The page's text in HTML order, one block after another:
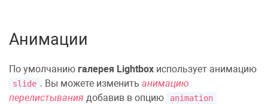
Анимации
По умолчанию галерея Lightbox использует анимацию
slide . Вы можете изменить анимацию
перелистывания добавив в опцию animation